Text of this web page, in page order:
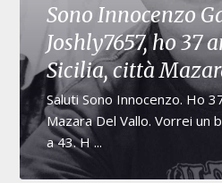
Sono Innocenzo
Joshly7657, ho 37
Sicilia, città
Saluti Sono Innocenzo. Ho
Mazara Del Vallo. Vorrei un
a 43. H ...